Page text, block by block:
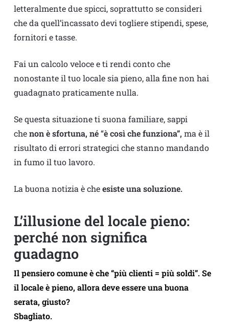
letteralmente due spicci, soprattutto se consideri
che da quell’incassato devi togliere stipendi, spese,
fornitori e tasse.
Fai un calcolo veloce e ti rendi conto che
nonostante il tuo locale sia pieno, alla fine non hai
guadagnato praticamente nulla.
Se questa situazione ti suona familiare, sappi
chenon è sfortuna, né“è così che funziona”, ma è il
risultato di errori strategici che stanno mandando
in fumo il tuo lavoro.
La buona notizia è cheesiste una soluzione.
L’illusione del locale pieno:
perché non significa
guadagno
Il pensiero comune è che “più clienti = più soldi”. Se
il locale è pieno, allora deve essere una buona
serata, giusto?
Sbagliato.